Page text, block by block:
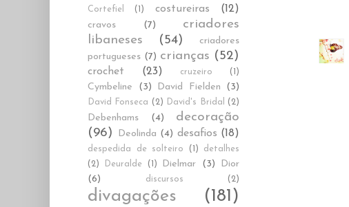
Cortefiel (1) costureiras (12)
cravos (7)
criadores
libaneses
(54)
criadores
portugueses (7) crianças (52)
crochet (23) cruzeiro (1)
Cymbeline (3) David Fielden (3)
David Fonseca (2) David's Bridal (2)
Debenhams (4)
decoração
(96)
Deolinda (4) desafios (18)
despedida de solteiro (1)
detalhes
(2)
Deuralde (1) Dielmar (3)
Dior
(6)
discursos (2)
divagações (181)